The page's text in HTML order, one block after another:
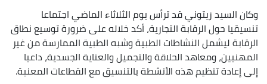
وكان السيد زيتوني قد ترأس يوم الثلاثاء الماضي اجتماعا
تنسيقيا حول الرقابة التجارية، أكد خلاله على ضرورة توسيع نطاق
الرقابة ليشمل النشاطات الطبية وشبه الطبية الممارسة من غير
المهنيين، ومعاهد الحلاقة والتجميل والعناية الجسدية، داعيا
إلى إعادة تنظيم هذه الأنشطة بالتنسيق مع القطاعات المعنية.